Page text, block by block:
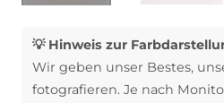
💡 Hinweis zur
Wir geben unser Bestes,
fotografieren. Je nach